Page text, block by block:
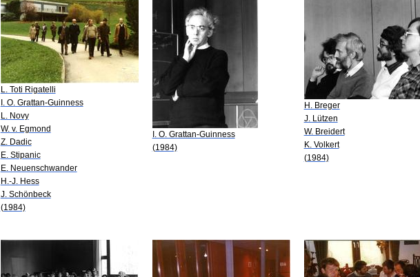
L. Toti Rigatelli
I. O. Grattan-Guinness
L. Novy
W. v. Egmond
Z. Dadic
E. Stipanic
E. Neuenschwander
H.-J. Hess
J. Schönbeck
(1984)
I. O. Grattan-Guinness
(1984)
H. Breger
J. Lützen
W. Breidert
K. Volkert
(1984)